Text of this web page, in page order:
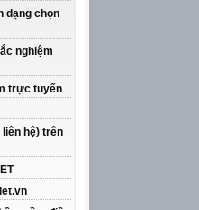
dạng chọn
nghiệm
trực tuyến
liên hệ) trên